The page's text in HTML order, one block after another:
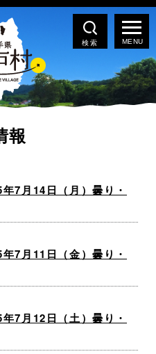
検索
報
7月14日（月）曇り・
7月11日（金）曇り・
7月12日（土）曇り・